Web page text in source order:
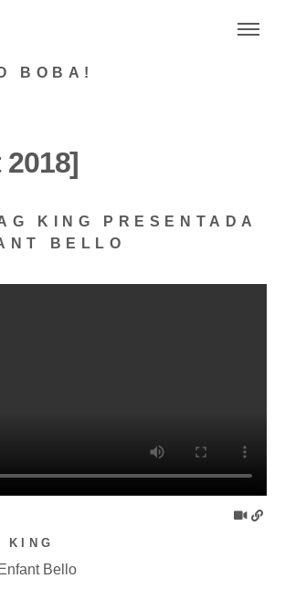
BOBA!
KING PRESENTADA
BELLO
KING
Bello